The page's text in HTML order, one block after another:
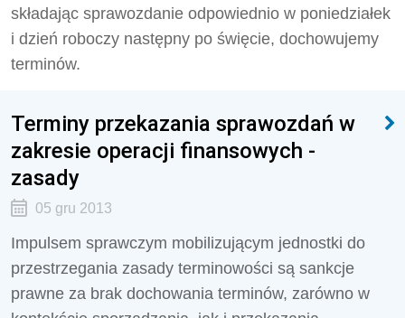
składając sprawozdanie odpowiednio w poniedziałek
i dzień roboczy następny po święcie, dochowujemy
terminów.
Terminy przekazania sprawozdań w
zakresie operacji finansowych -
zasady
05 gru 2013
Impulsem sprawczym mobilizującym jednostki do
przestrzegania zasady terminowości są sankcje
prawne za brak dochowania terminów, zarówno w